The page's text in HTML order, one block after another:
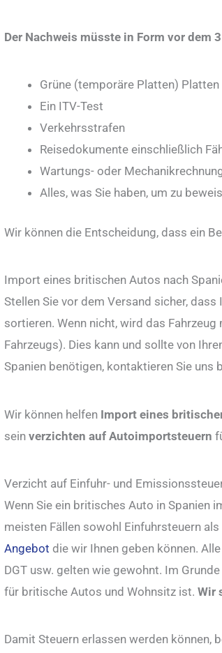
Der Nachweis müsste in Form vor dem
Grüne (temporäre Platten) Platten
Ein ITV-Test
Verkehrsstrafen
Reisedokumente einschließlich
Wartungs- oder
Alles, was Sie haben, um zu
Wir können die Entscheidung, dass ein
Import eines britischen Autos nach
Stellen Sie vor dem Versand sicher,
sortieren. Wenn nicht, wird das
Fahrzeugs). Dies kann und sollte von
Spanien benötigen, kontaktieren Sie uns
Wir können helfen Import eines
seinverzichten auf Autoimportsteuern
Verzicht auf Einfuhr- und
Wenn Sie ein britisches Auto in Spanien
meisten Fällen sowohl Einfuhrsteuern
Angebot die wir Ihnen geben können.
DGT usw. gelten wie gewohnt. Im
für britische Autos und Wohnsitz ist.Wir
Damit Steuern erlassen werden können,